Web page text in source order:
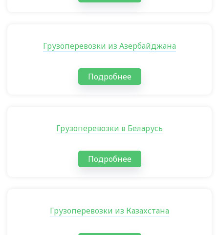
Грузоперевозки из Азербайджана
Подробнее
Грузоперевозки в Беларусь
Подробнее
Грузоперевозки из Казахстана